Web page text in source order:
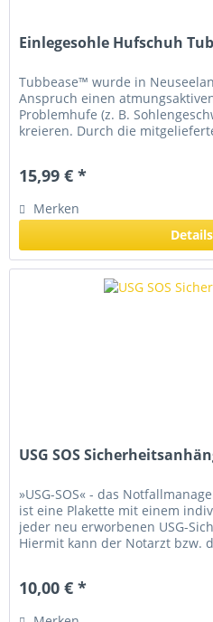
Einlegesohle Hufschuh
Tubbease™ wurde in
Anspruch einen
Problemhufe (z. B.
kreieren. Durch die
15,99 € *
Merken
Details
USG SOS
»USG-SOS« - das
ist eine Plakette mit einem
jeder neu erworbenen USG-
Hiermit kann der Notarzt bzw.
10,00 € *